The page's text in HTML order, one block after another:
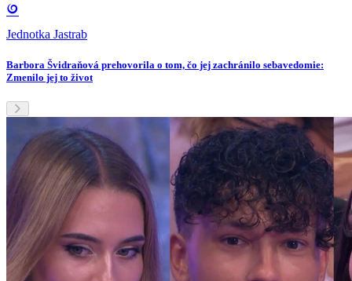
Jednotka Jastrab
Barbora Švidraňová prehovorila o tom, čo jej zachránilo sebavedomie:
Zmenilo jej to život